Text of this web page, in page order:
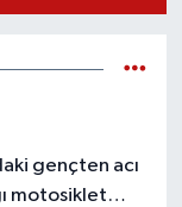
motosiklet